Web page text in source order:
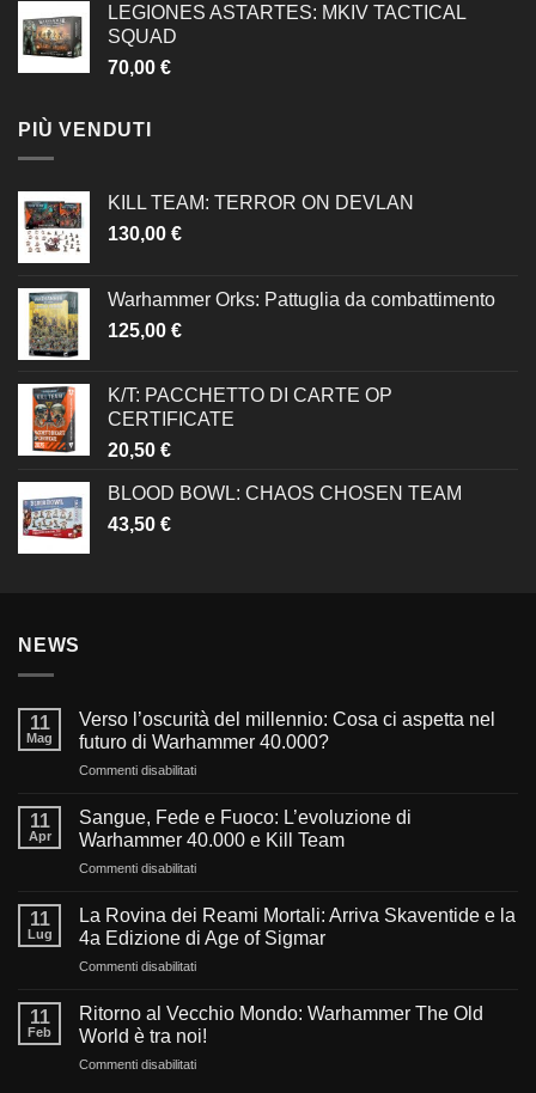
LEGIONES ASTARTES: MKIV TACTICAL
SQUAD
70,00 €
PIÙ VENDUTI
KILL TEAM: TERROR ON DEVLAN
130,00 €
Warhammer Orks: Pattuglia da combattimento
125,00 €
K/T: PACCHETTO DI CARTE OP
CERTIFICATE
20,50 €
BLOOD BOWL: CHAOS CHOSEN TEAM
43,50 €
NEWS
11
Mag
Verso l’oscurità del millennio: Cosa ci aspetta nel
futuro di Warhammer 40.000?
Commenti disabilitatisu
l’oscurità
del
millennio:
Cosa
aspetta
nel
futuro
di
40.000?
11
Apr
Sangue, Fede e Fuoco: L’evoluzione di
Warhammer 40.000 e Kill Team
Commenti disabilitatisu
Fede
e
Fuoco:
L’evoluzione
Warhammer
40.000
Kill
11
Lug
La Rovina dei Reami Mortali: Arriva Skaventide e la
4a Edizione di Age of Sigmar
Commenti disabilitatisu
Rovina
dei
Reami
Mortali:
11
Feb
Ritorno al Vecchio Mondo: Warhammer The Old
World è tra noi!
Commenti disabilitatisu